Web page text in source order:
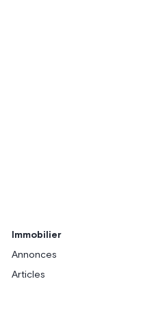
Immobilier
Annonces
Articles